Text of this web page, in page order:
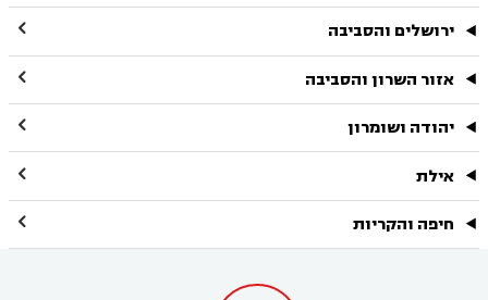
ירושלים והסביבה 
אזור השרון והסביבה 
יהודה ושומרון 
אילת 
חיפה והקריות 